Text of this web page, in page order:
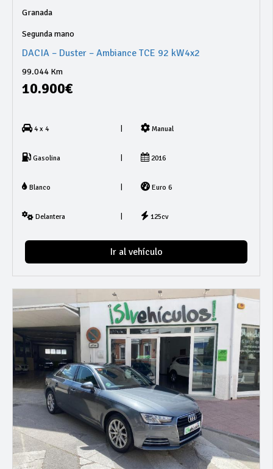
Granada
Segunda mano
DACIA – Duster – Ambiance TCE 92 kW4x2
99.044 Km
10.900€
4 x 4 Manual
Gasolina 2016
Blanco Euro 6
Delantera 125cv
Ir al vehículo